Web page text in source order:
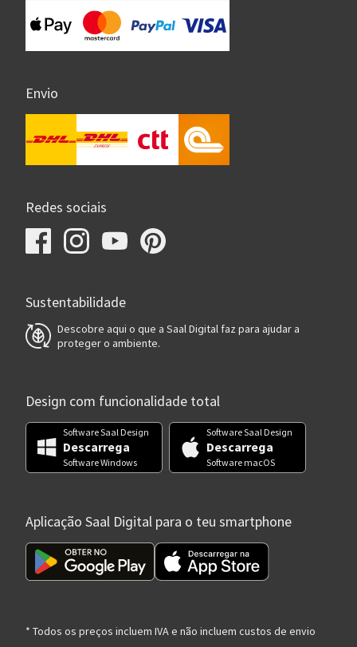
Envio
Redes sociais
Sustentabilidade
Descobre aqui o que a Saal Digital faz para ajudar a
proteger o ambiente.
Design com funcionalidade total
Software Saal Design
Descarrega
Software Windows
Software Saal Design
Descarrega
Software macOS
Aplicação Saal Digital para o teu smartphone
* Todos os preços incluem IVA e não incluem custos de envio